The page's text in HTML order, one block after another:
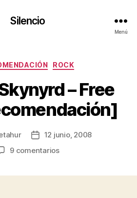
Silencio
Menú
Categorías
ROCK
– Free
Fecha12 junio, 2008
9 comentariosen